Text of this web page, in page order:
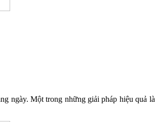
ngày. Một trong những giải pháp hiệu quả